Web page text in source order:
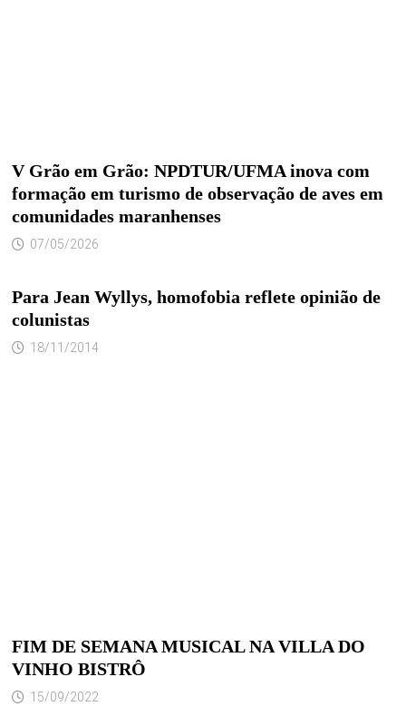
V Grão em Grão: NPDTUR/UFMA inova com
formação em turismo de observação de aves em
comunidades maranhenses
07/05/2026
Para Jean Wyllys, homofobia reflete opinião de
colunistas
18/11/2014
FIM DE SEMANA MUSICAL NA VILLA DO
VINHO BISTRÔ
15/09/2022